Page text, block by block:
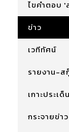
ไขคำตอบ
ข่าว
เวทีทัศน์
รายงาน-ส
เกาะประเด็น
กระจายข่าว